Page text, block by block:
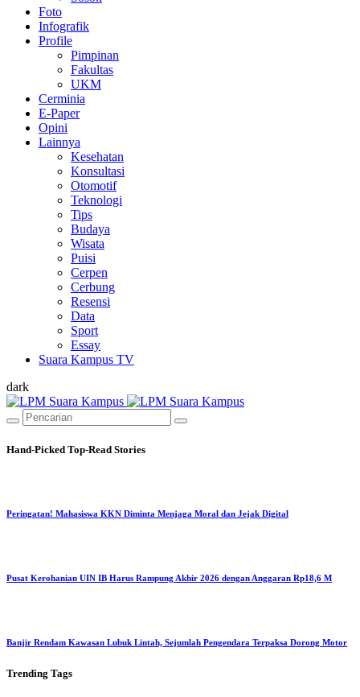
Foto
Infografik
Profile
Pimpinan
Fakultas
UKM
Cerminia
E-Paper
Opini
Lainnya
Kesehatan
Konsultasi
Otomotif
Teknologi
Tips
Budaya
Wisata
Puisi
Cerpen
Cerbung
Resensi
Data
Sport
Essay
Suara Kampus TV
dark
Hand-Picked Top-Read Stories
Peringatan! Mahasiswa KKN Diminta Menjaga Moral dan Jejak Digital
Pusat Kerohanian UIN IB Harus Rampung Akhir 2026 dengan Anggaran Rp18,6 M
Banjir Rendam Kawasan Lubuk Lintah, Sejumlah Pengendara Terpaksa Dorong Motor
Trending Tags